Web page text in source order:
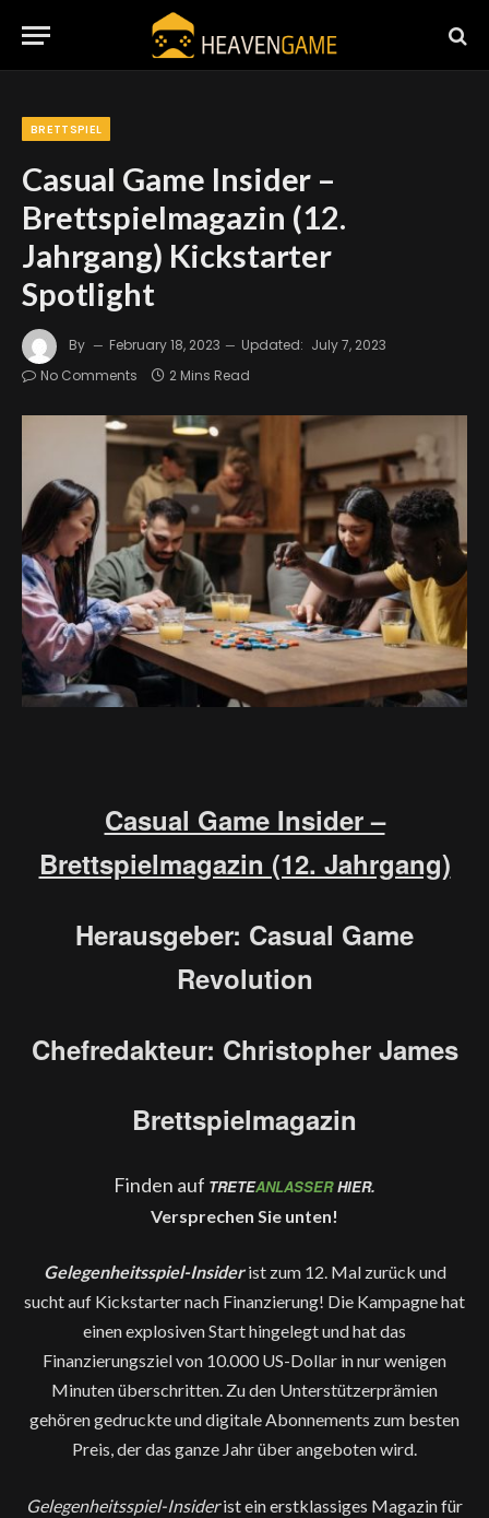
BRETTSPIEL
Casual Game Insider –
Brettspielmagazin (12.
Jahrgang) Kickstarter
Spotlight
By February 18, 2023 Updated: July 7, 2023
No Comments
2 Mins Read
Casual Game Insider –
Brettspielmagazin (12. Jahrgang)
Herausgeber: Casual Game
Revolution
Chefredakteur: Christopher James
Brettspielmagazin
Finden auf TRETEANLASSERHIER.
Versprechen Sie unten!
Gelegenheitsspiel-Insiderist zum 12. Mal zurück und
sucht auf Kickstarter nach Finanzierung! Die Kampagne hat
einen explosiven Start hingelegt und hat das
Finanzierungsziel von 10.000 US-Dollar in nur wenigen
Minuten überschritten. Zu den Unterstützerprämien
gehören gedruckte und digitale Abonnements zum besten
Preis, der das ganze Jahr über angeboten wird.
Gelegenheitsspiel-Insiderist ein erstklassiges Magazin für